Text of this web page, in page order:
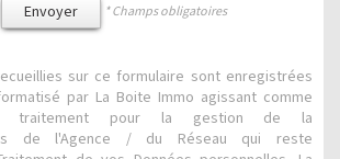
Envoyer * Champs obligatoires
sur ce formulaire sont enregistrées
par La Boite Immo agissant comme
traitement pour la gestion de la
de l'Agence / du Réseau qui reste